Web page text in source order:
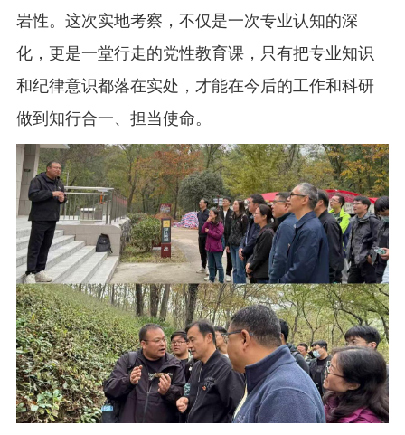
岩性。这次实地考察，不仅是一次专业认知的深
化，更是一堂行走的党性教育课，只有把专业知识
和纪律意识都落在实处，才能在今后的工作和科研
做到知行合一、担当使命。